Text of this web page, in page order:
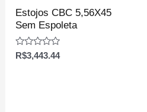
Estojos CBC 5,56X45
Sem Espoleta
Avaliação
0
R$3,443.44